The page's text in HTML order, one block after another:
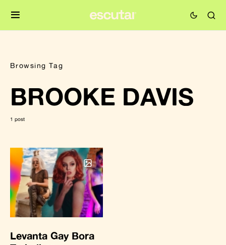
Browsing Tag
BROOKE DAVIS
1 post
Levanta Gay Bora